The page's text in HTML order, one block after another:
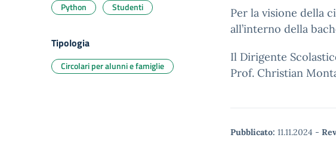
Per la visione della
all’interno della
Il Dirigente
Prof. Christian
Pubblicato: 11.11.2024 -
Python
Studenti
Tipologia
Circolari per alunni e famiglie